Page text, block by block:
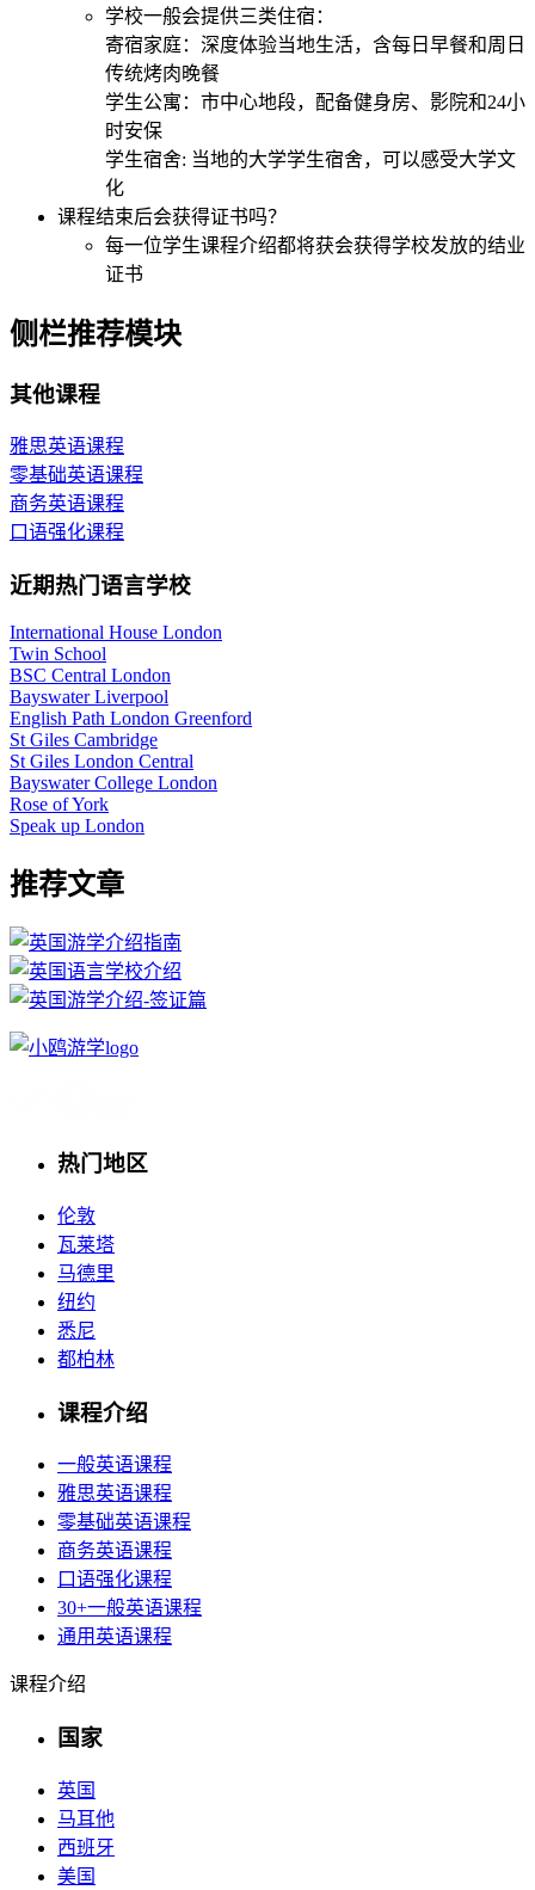
学校一般会提供三类住宿：
寄宿家庭：深度体验当地生活，含每日早餐和周日
传统烤肉晚餐
学生公寓：市中心地段，配备健身房、影院和24小
时安保
学生宿舍: 当地的大学学生宿舍，可以感受大学文
化
课程结束后会获得证书吗？
每一位学生课程介绍都将获会获得学校发放的结业
证书
侧栏推荐模块
其他课程
雅思英语课程
零基础英语课程
商务英语课程
口语强化课程
近期热门语言学校
International House London
Twin School
BSC Central London
Bayswater Liverpool
English Path London Greenford
St Giles Cambridge
St Giles London Central
Bayswater College London
Rose of York
Speak up London
推荐文章
热门地区
伦敦
瓦莱塔
马德里
纽约
悉尼
都柏林
课程介绍
一般英语课程
雅思英语课程
零基础英语课程
商务英语课程
口语强化课程
30+一般英语课程
通用英语课程
课程介绍
国家
英国
马耳他
西班牙
美国